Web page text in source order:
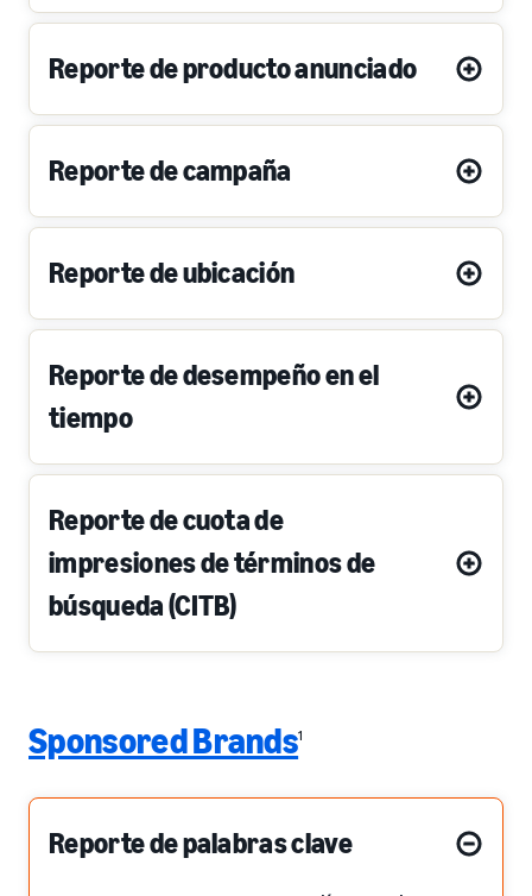
Reporte de producto anunciado
Reporte de campaña
Reporte de ubicación
Reporte de desempeño en el
tiempo
Reporte de cuota de
impresiones de términos de
búsqueda (CITB)
Sponsored Brands1
Reporte de palabras clave